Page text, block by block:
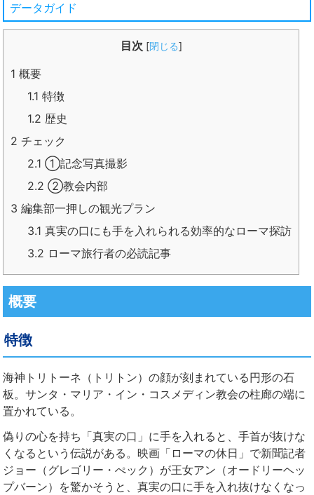
データガイド
目次 [閉じる]
1 概要
1.1 特徴
1.2 歴史
2 チェック
2.1 ①記念写真撮影
2.2 ②教会内部
3 編集部一押しの観光プラン
3.1 真実の口にも手を入れられる効率的なローマ探訪
3.2 ローマ旅行者の必読記事
概要
特徴
海神トリトーネ（トリトン）の顔が刻まれている円形の石
板。サンタ・マリア・イン・コスメディン教会の柱廊の端に
置かれている。
偽りの心を持ち「真実の口」に手を入れると、手首が抜けな
くなるという伝説がある。映画「ローマの休日」で新聞記者
ジョー（グレゴリー・ぺック）が王女アン（オードリーヘッ
プバーン）を驚かそうと、真実の口に手を入れ抜けなくなっ